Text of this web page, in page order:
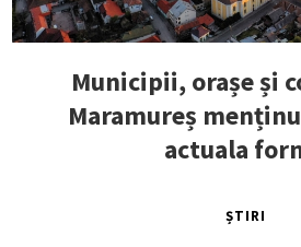
Municipii, orașe și
Maramureș
actuala
ȘTIRI